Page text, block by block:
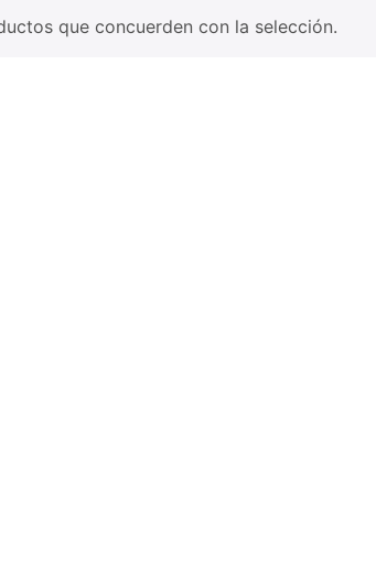
que concuerden con la selección.